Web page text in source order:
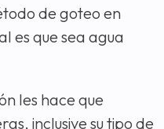
de goteo en
es que sea agua
les hace que
inclusive su tipo de